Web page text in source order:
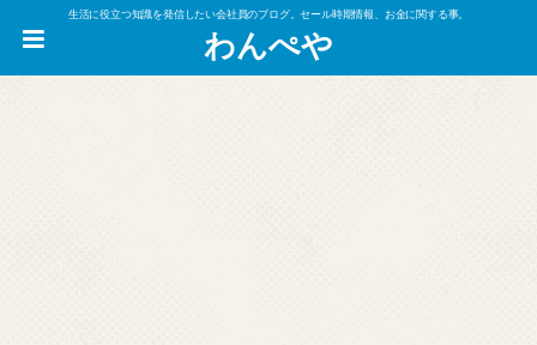
生活に役立つ知識を発信したい会社員のブログ。セール時期情報、お金に関する事。
わんぺや